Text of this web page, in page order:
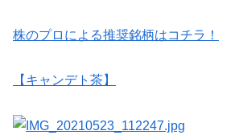
株のプロによる推奨銘柄はコチラ！
【キャンデト茶】